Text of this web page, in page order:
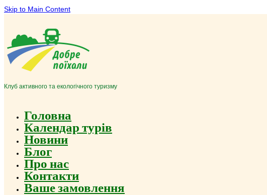
Skip to Main Content
Клуб активного та екологічного туризму
Головна
Календар турів
Новини
Блог
Про нас
Контакти
Ваше замовлення